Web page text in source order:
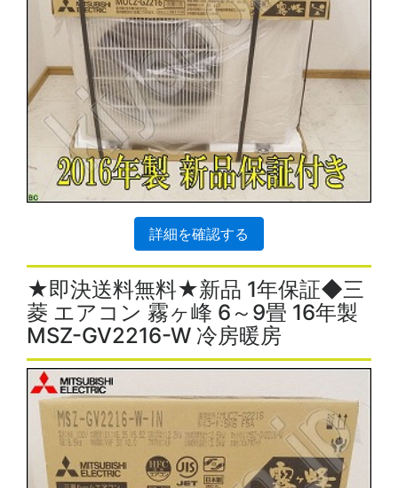
詳細を確認する
★即決送料無料★新品 1年保証◆三
菱 エアコン 霧ヶ峰 6～9畳 16年製
MSZ-GV2216-W 冷房暖房